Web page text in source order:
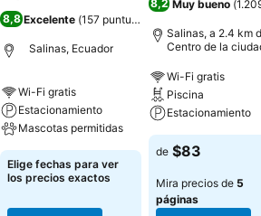
8,8 Excelente (157 puntuaciones
Salinas, Ecuador
Wi-Fi gratis
Estacionamiento
Mascotas permitidas
Elige fechas para ver
los precios exactos
8,2 Muy bueno (
Salinas, a 2.4 km
Centro de la
Wi-Fi gratis
Piscina
Estacionamiento
de $83
Mira precios de 5
páginas